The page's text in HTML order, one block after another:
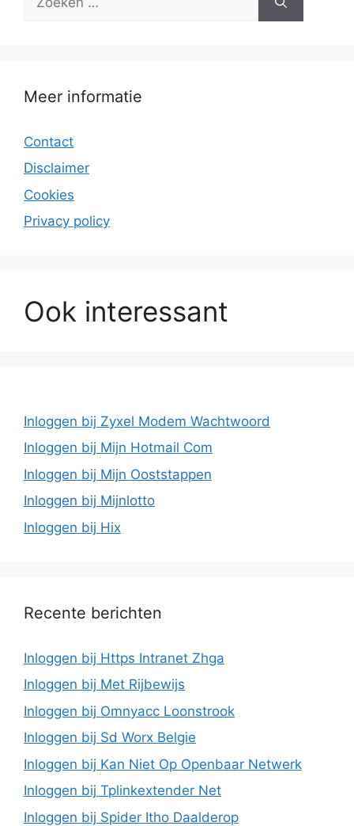
naar:
Meer informatie
Contact
Disclaimer
Cookies
Privacy policy
Ook interessant
Inloggen bij Zyxel Modem Wachtwoord
Inloggen bij Mijn Hotmail Com
Inloggen bij Mijn Ooststappen
Inloggen bij Mijnlotto
Inloggen bij Hix
Recente berichten
Inloggen bij Https Intranet Zhga
Inloggen bij Met Rijbewijs
Inloggen bij Omnyacc Loonstrook
Inloggen bij Sd Worx Belgie
Inloggen bij Kan Niet Op Openbaar Netwerk
Inloggen bij Tplinkextender Net
Inloggen bij Spider Itho Daalderop